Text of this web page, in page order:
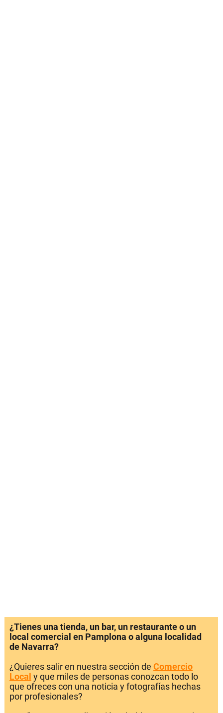
¿Tienes una tienda, un bar, un restaurante o un
local comercial en Pamplona o alguna localidad
de Navarra?
¿Quieres salir en nuestra sección de Comercio
Local y que miles de personas conozcan todo lo
que ofreces con una noticia y fotografías hechas
por profesionales?